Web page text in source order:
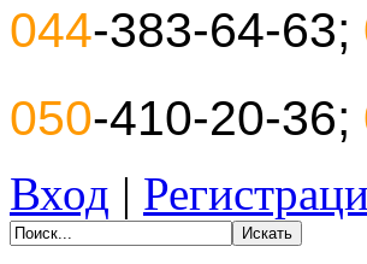
044-383-64-63;
050-410-20-36;
Вход |